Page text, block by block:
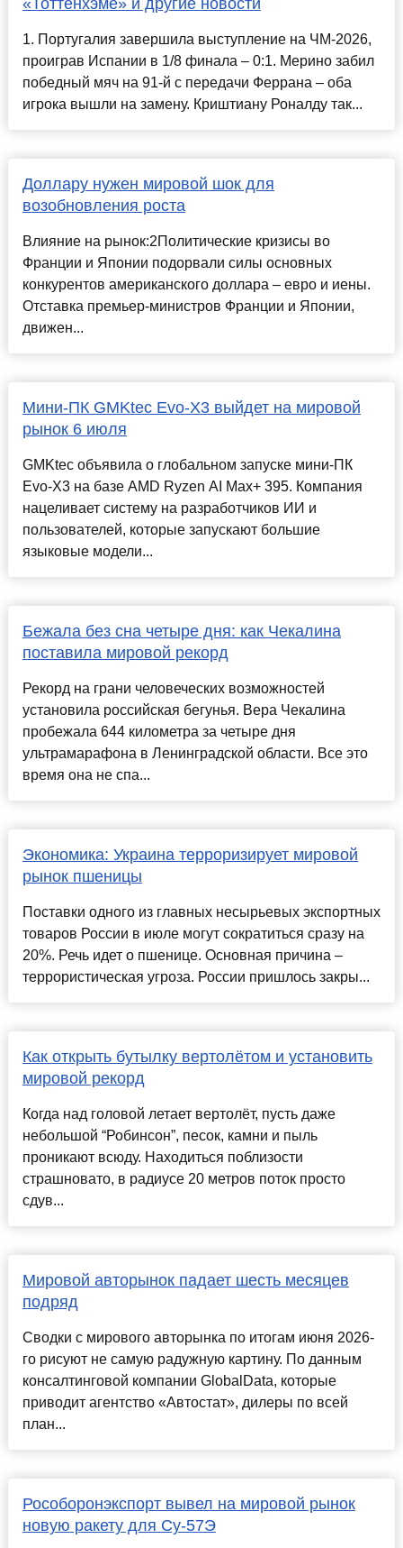
«Тоттенхэме» и другие новости
1. Португалия завершила выступление на ЧМ-2026,
проиграв Испании в 1/8 финала – 0:1. Мерино забил
победный мяч на 91-й с передачи Феррана – оба
игрока вышли на замену. Криштиану Роналду так...
Доллару нужен мировой шок для
возобновления роста
Влияние на рынок:2Политические кризисы во
Франции и Японии подорвали силы основных
конкурентов американского доллара – евро и иены.
Отставка премьер-министров Франции и Японии,
движен...
Мини-ПК GMKtec Evo-X3 выйдет на мировой
рынок 6 июля
GMKtec объявила о глобальном запуске мини-ПК
Evo-X3 на базе AMD Ryzen AI Max+ 395. Компания
нацеливает систему на разработчиков ИИ и
пользователей, которые запускают большие
языковые модели...
Бежала без сна четыре дня: как Чекалина
поставила мировой рекорд
Рекорд на грани человеческих возможностей
установила российская бегунья. Вера Чекалина
пробежала 644 километра за четыре дня
ультрамарафона в Ленинградской области. Все это
время она не спа...
Экономика: Украина терроризирует мировой
рынок пшеницы
Поставки одного из главных несырьевых экспортных
товаров России в июле могут сократиться сразу на
20%. Речь идет о пшенице. Основная причина –
террористическая угроза. России пришлось закры...
Как открыть бутылку вертолётом и установить
мировой рекорд
Когда над головой летает вертолёт, пусть даже
небольшой “Робинсон”, песок, камни и пыль
проникают всюду. Находиться поблизости
страшновато, в радиусе 20 метров поток просто
сдув...
Мировой авторынок падает шесть месяцев
подряд
Сводки с мирового авторынка по итогам июня 2026-
го рисуют не самую радужную картину. По данным
консалтинговой компании GlobalData, которые
приводит агентство «Автостат», дилеры по всей
план...
Рособоронэкспорт вывел на мировой рынок
новую ракету для Су-57Э